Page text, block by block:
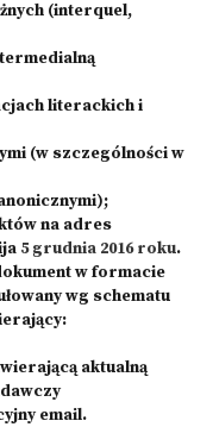
(interquel,
literackich i
(w szczególności w
na adres
5 grudnia 2016 roku.
w formacie
wg schematu
aktualną
email.